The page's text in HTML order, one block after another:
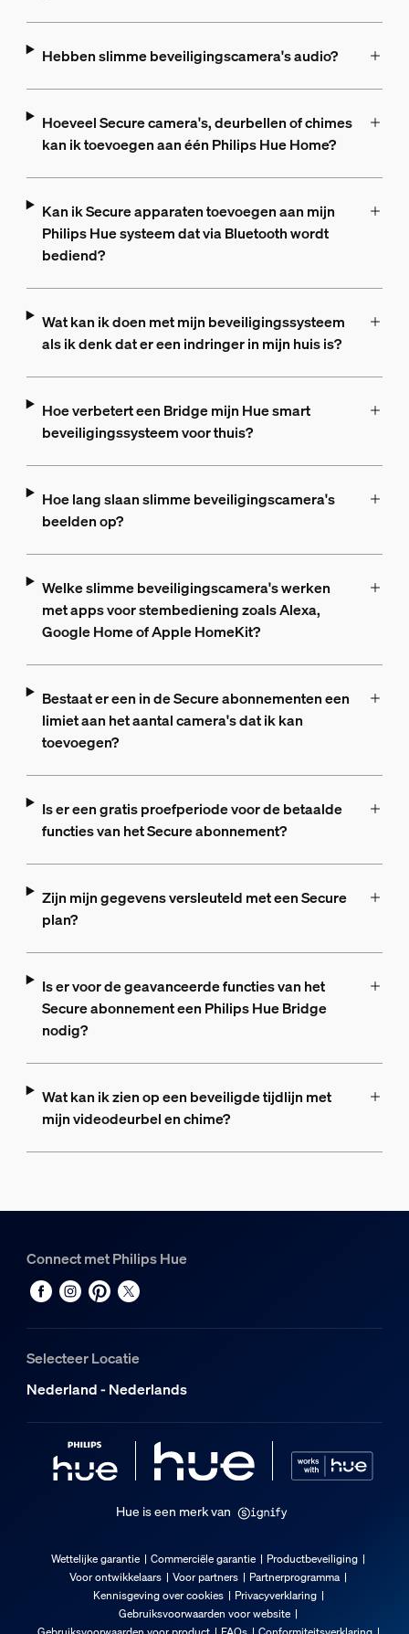
Hebben slimme beveiligingscamera's audio?
Hoeveel Secure camera's, deurbellen of chimes
kan ik toevoegen aan één Philips Hue Home?
Kan ik Secure apparaten toevoegen aan mijn
Philips Hue systeem dat via Bluetooth wordt
bediend?
Wat kan ik doen met mijn beveiligingssysteem
als ik denk dat er een indringer in mijn huis is?
Hoe verbetert een Bridge mijn Hue smart
beveiligingssysteem voor thuis?
Hoe lang slaan slimme beveiligingscamera's
beelden op?
Welke slimme beveiligingscamera's werken
met apps voor stembediening zoals Alexa,
Google Home of Apple HomeKit?
Bestaat er een in de Secure abonnementen een
limiet aan het aantal camera's dat ik kan
toevoegen?
Is er een gratis proefperiode voor de betaalde
functies van het Secure abonnement?
Zijn mijn gegevens versleuteld met een Secure
plan?
Is er voor de geavanceerde functies van het
Secure abonnement een Philips Hue Bridge
nodig?
Wat kan ik zien op een beveiligde tijdlijn met
mijn videodeurbel en chime?
Connect met Philips Hue
Selecteer Locatie
Nederland - Nederlands
Hue is een merk van
Wettelijke garantie Commerciële garantie
Productbeveiliging
Voor ontwikkelaars
Voor partners
Partnerprogramma
Kennisgeving over cookies
Privacyverklaring
Gebruiksvoorwaarden voor website